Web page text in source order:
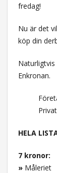
fredag!
Nu är det
köp din
Enkronan.
HELA
7 kronor:
» Måleriet